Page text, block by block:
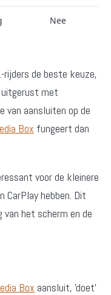
Nee
rijders de beste keuze,
uitgerust met
van aansluiten op de
Box fungeert dan
voor de kleinere
CarPlay hebben. Dit
het scherm en de
Box aansluit, 'doet'